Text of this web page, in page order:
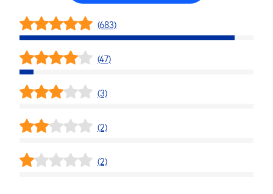
(683)
(47)
(3)
(2)
(2)